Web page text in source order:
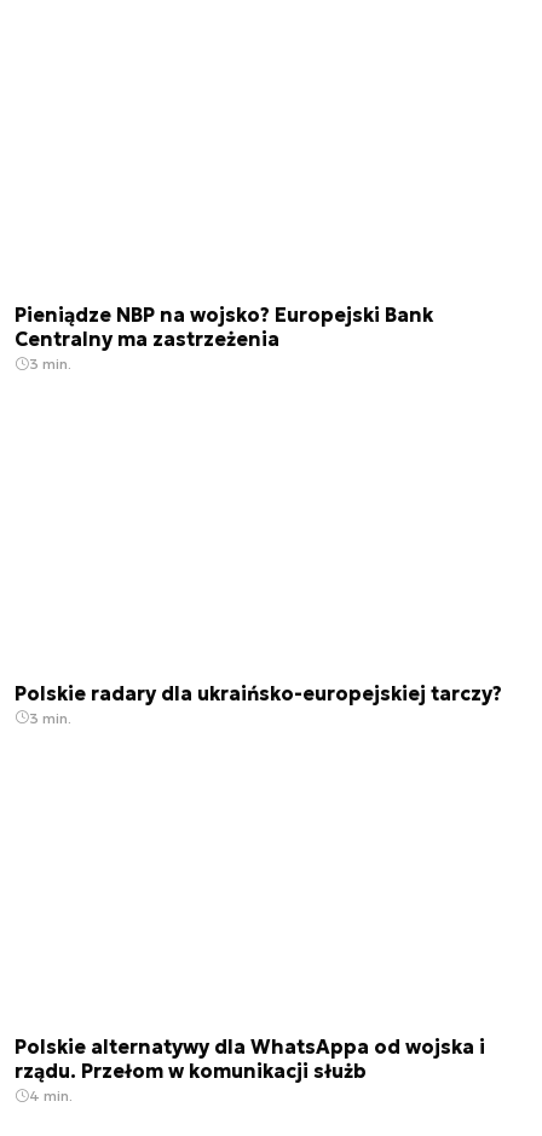
Pieniądze NBP na wojsko? Europejski Bank
Centralny ma zastrzeżenia
3 min.
Polskie radary dla ukraińsko-europejskiej tarczy?
3 min.
Polskie alternatywy dla WhatsAppa od wojska i
rządu. Przełom w komunikacji służb
4 min.